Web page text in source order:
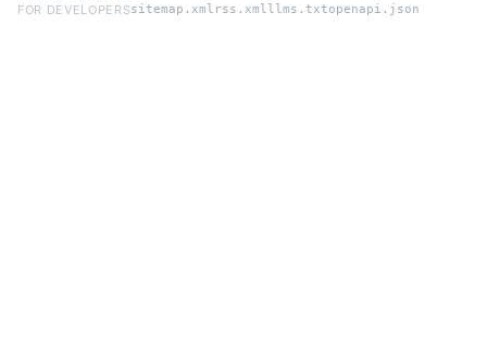
FOR DEVELOPERSsitemap.xml rss.xmlllms.txtopenapi.json